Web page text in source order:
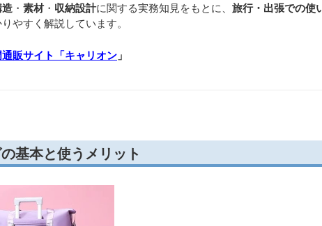
・ 素材・ 収納設計に関する実務知見をもとに、 旅行・出張での使
やすく解説しています。
販サイト「キャリオン 」
基本と使うメリット